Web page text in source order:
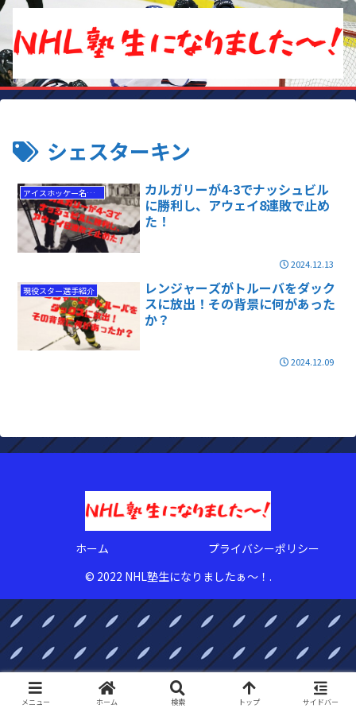
シェスターキン
アイスホッケー名勝負
カルガリーが4-3でナッシュビル
に勝利し、アウェイ8連敗で止め
た！
2024.12.13
現役スター選手紹介
レンジャーズがトルーバをダック
スに放出！その背景に何があった
か？
2024.12.09
ホーム
プライバシーポリシー
© 2022 NHL塾生になりましたぁ〜！.
メニュー ホーム 検索 トップ サイドバー